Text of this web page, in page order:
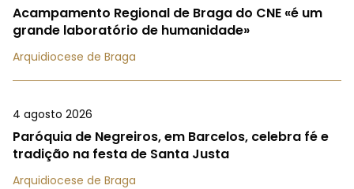
Acampamento Regional de Braga do CNE «é um
grande laboratório de humanidade»
Arquidiocese de Braga
4 agosto 2026
Paróquia de Negreiros, em Barcelos, celebra fé e
tradição na festa de Santa Justa
Arquidiocese de Braga